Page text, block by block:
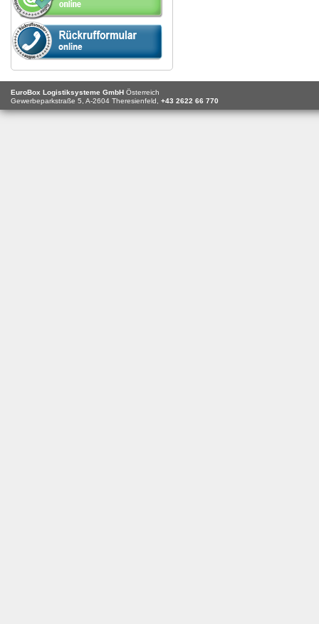
EuroBox Logistiksysteme GmbH Österreich
Gewerbeparkstraße 5, A-2604 Theresienfeld, +43 2622 66 770